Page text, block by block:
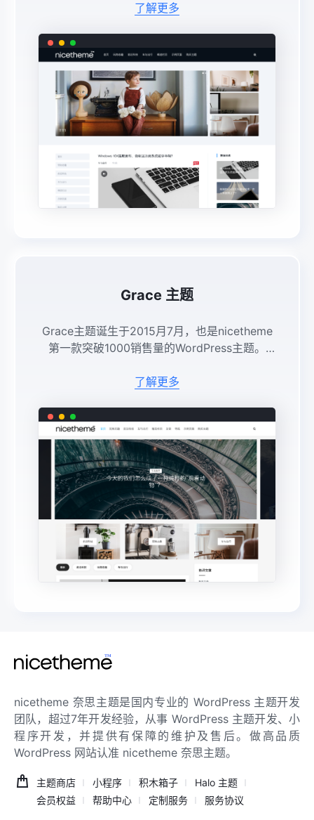
了解更多
Grace 主题
Grace主题诞生于2015月7月，也是nicetheme
第一款突破1000销售量的WordPress主题。
了解更多
nicetheme 奈思主题是国内专业的 WordPress 主题开发
团队，超过7年开发经验，从事 WordPress 主题开发、小
程序开发，并提供有保障的维护及售后。做高品质
WordPress 网站认准 nicetheme 奈思主题。
主题商店 小程序 积木箱子
Halo 主题
会员权益
帮助中心 定制服务 服务协议